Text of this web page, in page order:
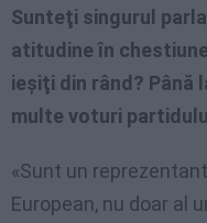
Sunteţi singurul
atitudine în
ieşiţi din rând? Până
multe voturi
«Sunt un
European, nu doar al